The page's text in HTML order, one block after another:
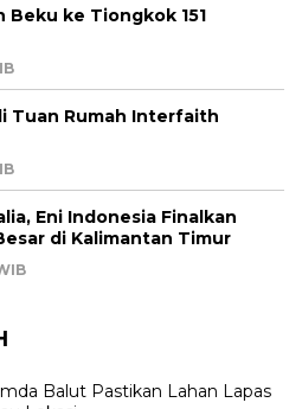
Beku ke Tiongkok 151
Tuan Rumah Interfaith
Eni Indonesia Finalkan
di Kalimantan Timur